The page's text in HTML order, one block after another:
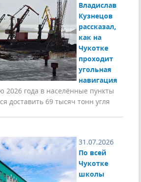
Владислав
Кузнецов
рассказал,
как на
Чукотке
проходит
угольная
навигация
2026 года в населённые пункты
доставить 69 тысяч тонн угля
31.07.2026
По всей
Чукотке
школы